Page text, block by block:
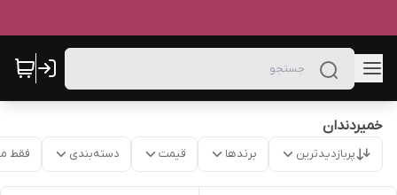
خمیردندان
پربازدیدترین برندها قیمت دسته‌بندی فقط